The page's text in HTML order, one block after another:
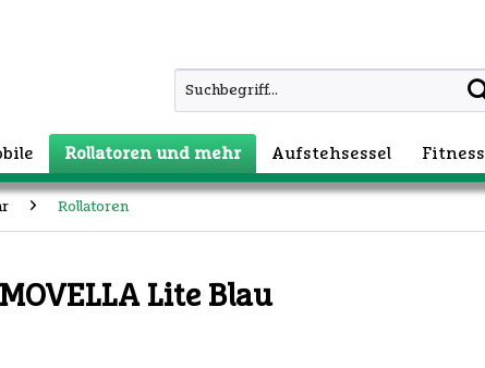
Rollatoren und mehr Aufstehsessel Fitness
Rollatoren
Lite Blau